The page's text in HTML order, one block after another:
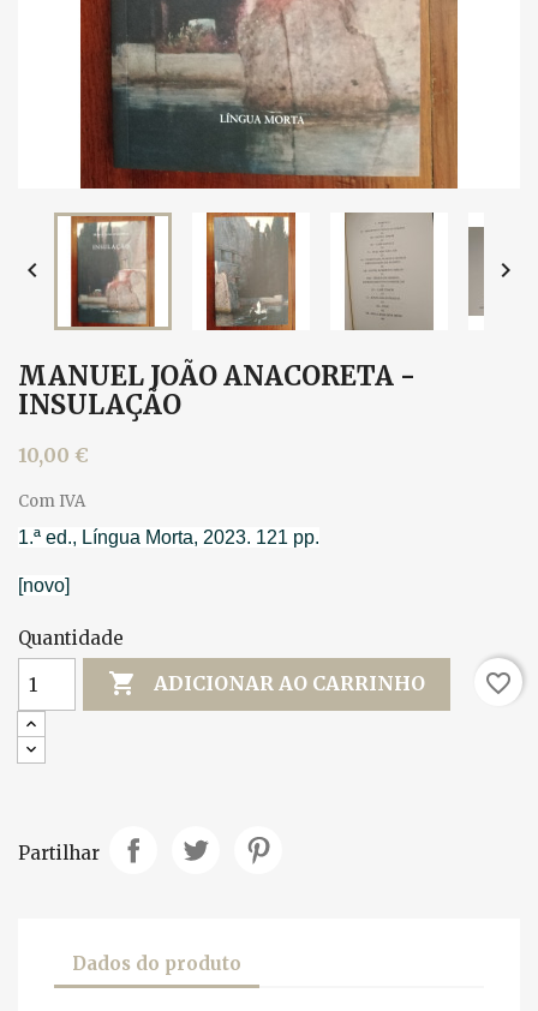
 
MANUEL JOÃO ANACORETA -
INSULAÇÃO
10,00 €
Com IVA
1.ª ed., Língua Morta, 2023. 121 pp.
[novo]
Quantidade
 ADICIONAR AO CARRINHO favorite_border
Partilhar
Dados do produto